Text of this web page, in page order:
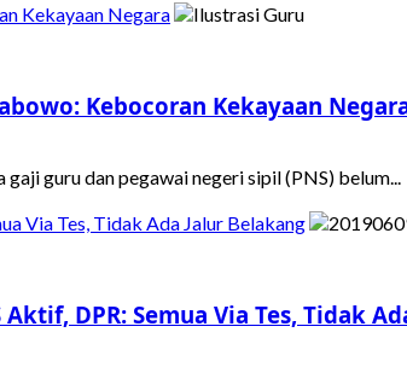
Kekayaan Negara
Kebocoran Kekayaan
guru dan pegawai negeri sipil (PNS) belum...
Via Tes, Tidak Ada Jalur Belakang
DPR: Semua Via Tes, Tidak